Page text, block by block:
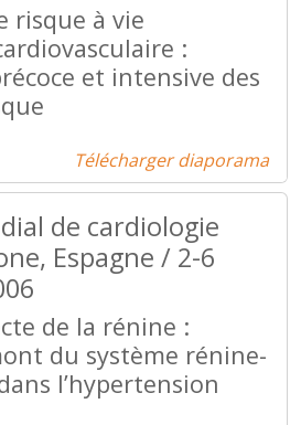
risque à vie
:
et intensive des
Télécharger diaporama
de cardiologie
Espagne / 2-6
de la rénine :
du système rénine-
l’hypertension